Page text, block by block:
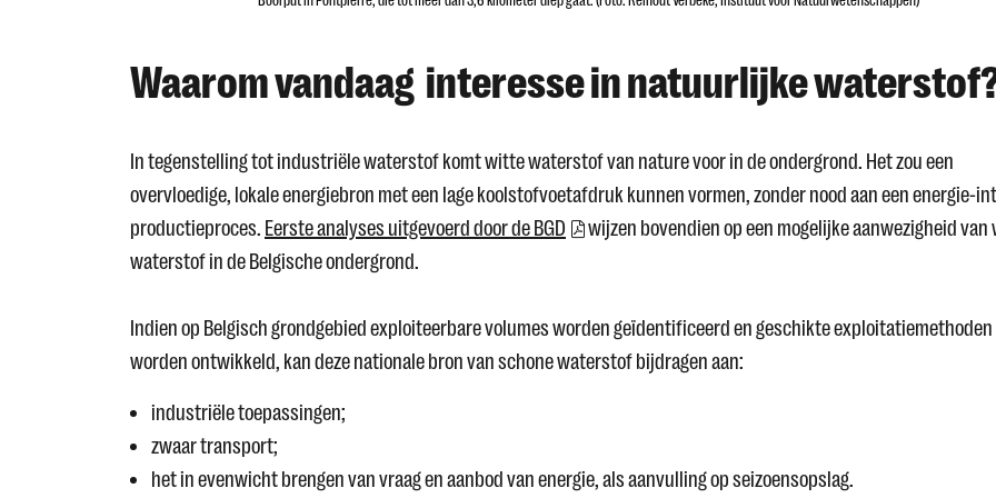
Waarom vandaag interesse in natuurlijke
In tegenstelling tot industriële waterstof komt witte waterstof van nature voor in de ondergrond. Het zou een
overvloedige, lokale energiebron met een lage koolstofvoetafdruk kunnen vormen, zonder nood aan een energie-
productieproces. Eerste analyses uitgevoerd door de BGD
wijzen bovendien op een mogelijke aanwezigheid
waterstof in de Belgische ondergrond.
Indien op Belgisch grondgebied exploiteerbare volumes worden geïdentificeerd en geschikte exploitatiemethoden
worden ontwikkeld, kan deze nationale bron van schone waterstof bijdragen aan:
industriële toepassingen;
zwaar transport;
het in evenwicht brengen van vraag en aanbod van energie, als aanvulling op seizoensopslag.